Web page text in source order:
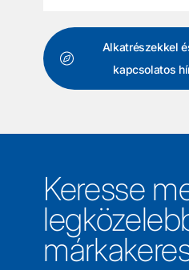
Alkatrészekkel
kapcsolatos
Keresse